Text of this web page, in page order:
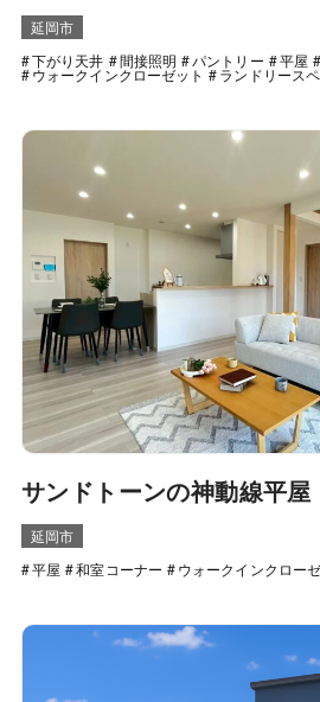
延岡市
下がり天井
間接照明 パントリー 平屋
ウォークインクローゼット ランドリース
サンドトーンの神動線平屋
延岡市
平屋
和室コーナー ウォークインクロー